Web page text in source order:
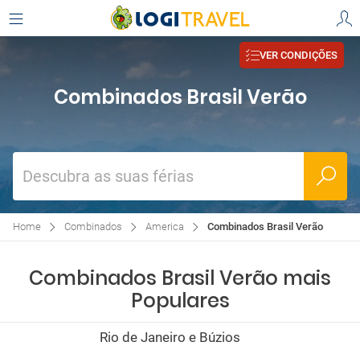
VER CONDIÇÕES
Combinados Brasil Verão
Descubra as suas férias
Home Combinados America Combinados Brasil Verão
Combinados Brasil Verão mais
Populares
Rio de Janeiro e Búzios